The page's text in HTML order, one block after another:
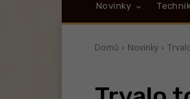
Novinky
Domů Novinky